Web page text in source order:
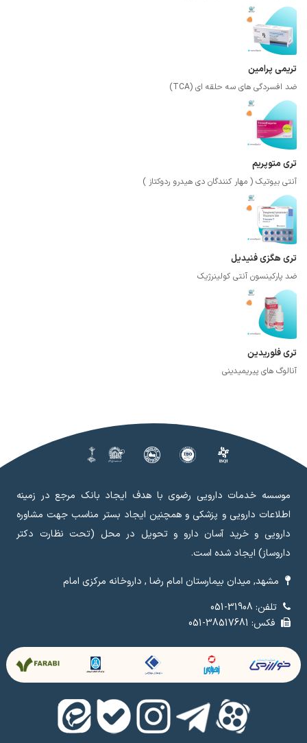
تریمی پرامین
ضد افسردگی های سه حلقه ای (TCA)
تری متوپریم
آنتی بیوتیک ( مهار کنندگان دی هیدرو ردوکتاز )
تری هگزی فنیدیل
ضد پارکینسون آنتی کولینرژیک
تری فلوریدین
آنالوگ های پیریمیدینی
موسسه خدمات دارویی رضوی با هدف ایجاد بانک مرجع در زمینه
اطلاعات دارویی و پزشکی و همچنین ایجاد بستر مناسب جهت مشاوره
دارویی و خرید آسان دارو و تحویل در محل (تحت نظارت دکتر
داروساز) ایجاد شده است.
مشهد, میدان بیمارستان امام رضا , داروخانه مرکزی امام
تلفن: 31908-051
فکس: 38517681-051